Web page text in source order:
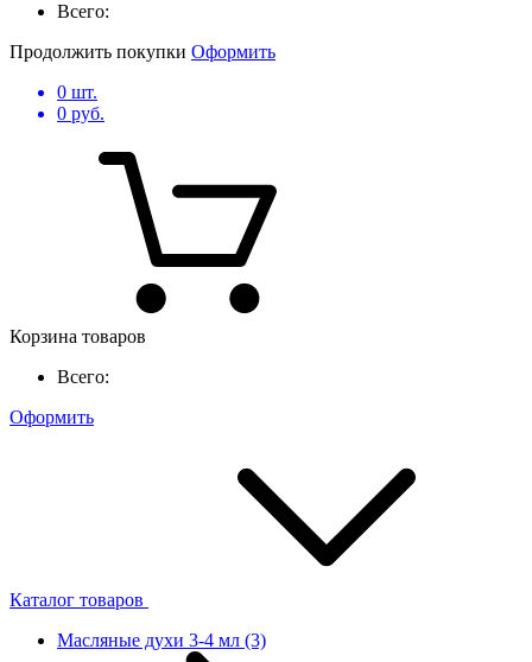
Всего:
Продолжить покупки Оформить
0 шт.
0 руб.
Корзина товаров
Всего:
Оформить
Каталог товаров
Масляные духи 3-4 мл (3)